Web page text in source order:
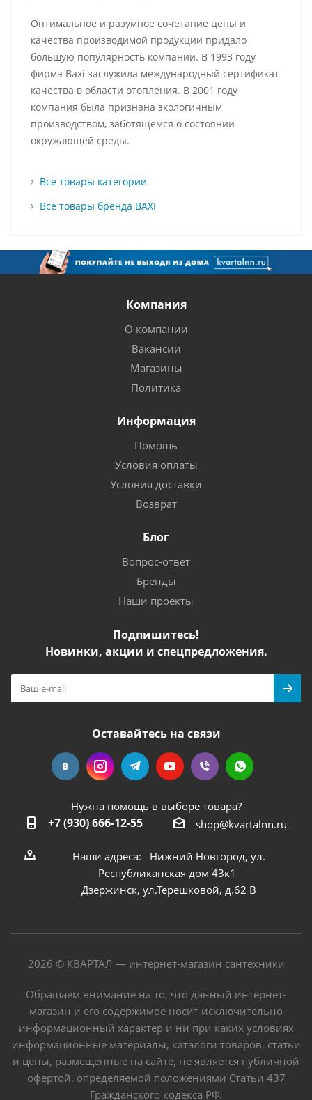
Оптимальное и разумное сочетание цены и
качества производимой продукции придало
большую популярность компании. В 1993 году
фирма Baxi заслужила международный сертификат
качества в области отопления. В 2001 году
компания была признана экологичным
производством, заботящемся о состоянии
окружающей среды.
Все товары категории
Все товары бренда BAXI
Компания
О компании
Вакансии
Магазины
Политика
Информация
Помощь
Условия оплаты
Условия доставки
Возврат
Блог
Вопрос-ответ
Бренды
Наши проекты
Подпишитесь!
Новинки, акции и спецпредложения.
Оставайтесь на связи
Нужна помощь в выборе товара?
+7 (930) 666-12-55 shop@kvartalnn.ru
Наши адреса: Нижний Новгород, ул.
Республиканская дом 43к1
Дзержинск, ул.Терешковой, д.62 В
2026 © КВАРТАЛ — интернет-магазин сантехники
Обращаем внимание на то, что данный интернет-
магазин и его содержимое носит исключительно
информационный характер и ни при каких условиях
информационные материалы, каталоги товаров, статьи
и цены, размещенные на сайте, не является публичной
офертой, определяемой положениями Статьи 437
Гражданского кодекса РФ.